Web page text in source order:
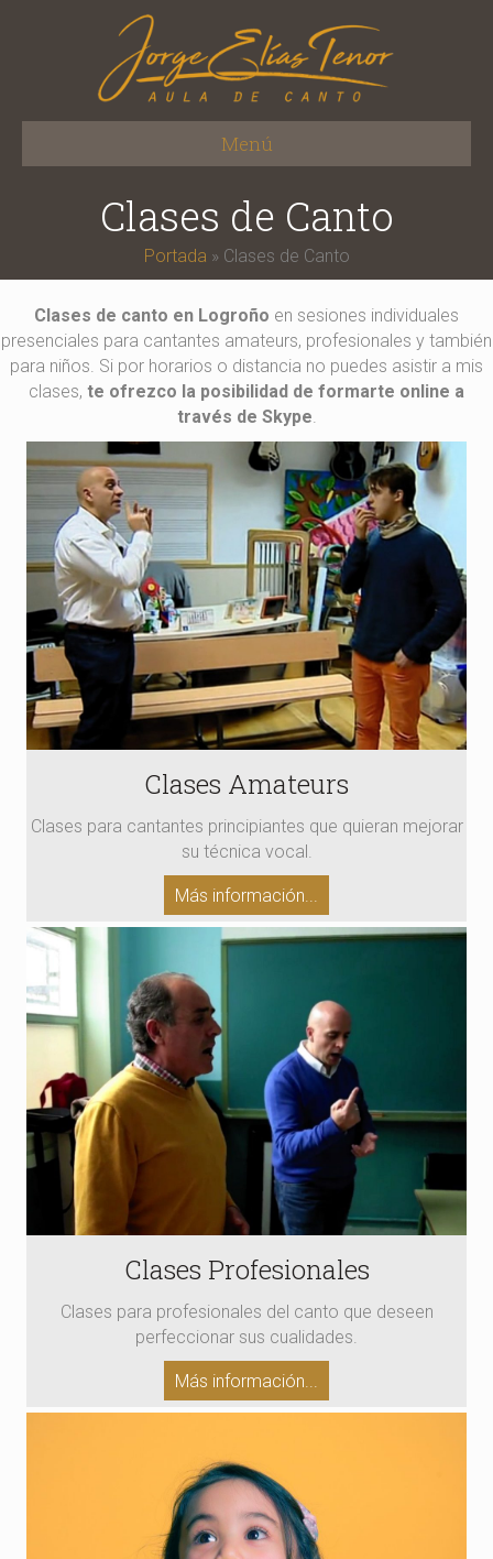
Menú
Clases de Canto
Portada » Clases de Canto
Clases de canto en Logroño en sesiones individuales
presenciales para cantantes amateurs, profesionales y también
para niños. Si por horarios o distancia no puedes asistir a mis
clases, te ofrezco la posibilidad de formarte online a
través de Skype.
Clases Amateurs
Clases para cantantes principiantes que quieran mejorar
su técnica vocal.
Más información...
Clases Profesionales
Clases para profesionales del canto que deseen
perfeccionar sus cualidades.
Más información...